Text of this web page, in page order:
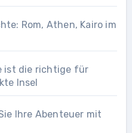
Rom, Athen, Kairo im
ist die richtige für
Insel
Ihre Abenteuer mit